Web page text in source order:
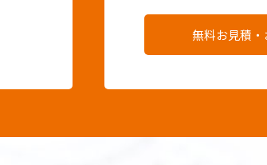
無料お見積